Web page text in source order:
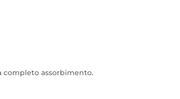
completo assorbimento.